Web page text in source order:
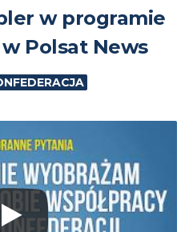
w programie
Polsat News